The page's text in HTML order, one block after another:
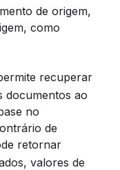
de origem,
como
recuperar
documentos ao
no
de
retornar
valores de